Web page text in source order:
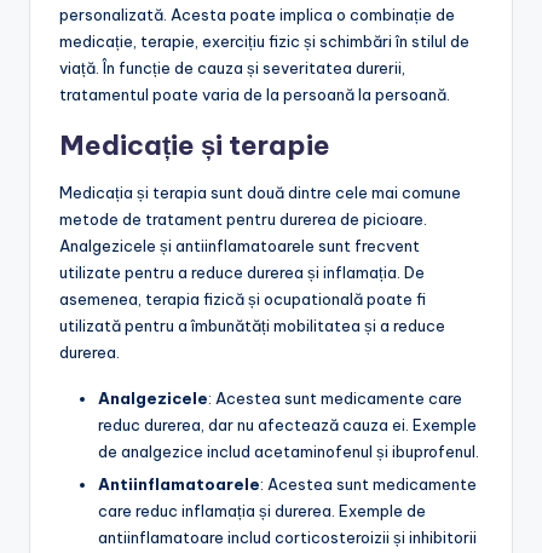
personalizată. Acesta poate implica o combinație de
medicație, terapie, exercițiu fizic și schimbări în stilul de
viață. În funcție de cauza și severitatea durerii,
tratamentul poate varia de la persoană la persoană.
Medicație și terapie
Medicația și terapia sunt două dintre cele mai comune
metode de tratament pentru durerea de picioare.
Analgezicele și antiinflamatoarele sunt frecvent
utilizate pentru a reduce durerea și inflamația. De
asemenea, terapia fizică și ocupatională poate fi
utilizată pentru a îmbunătăți mobilitatea și a reduce
durerea.
Analgezicele: Acestea sunt medicamente care
reduc durerea, dar nu afectează cauza ei. Exemple
de analgezice includ acetaminofenul și ibuprofenul.
Antiinflamatoarele: Acestea sunt medicamente
care reduc inflamația și durerea. Exemple de
antiinflamatoare includ corticosteroizii și inhibitorii